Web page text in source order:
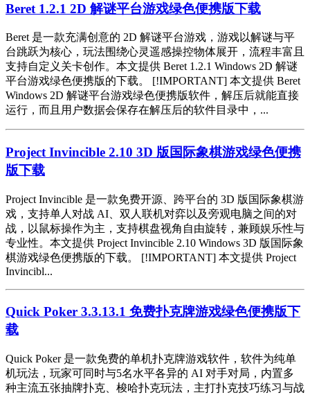
Beret 1.2.1 2D 解谜平台游戏绿色便携版下载
Beret 是一款充满创意的 2D 解谜平台游戏，游戏以解谜与平
台跳跃为核心，玩法围绕心灵遥感操控物体展开，流程丰富且
支持自定义关卡创作。本文提供 Beret 1.2.1 Windows 2D 解谜
平台游戏绿色便携版的下载。 [!IMPORTANT] 本文提供 Beret
Windows 2D 解谜平台游戏绿色便携版软件，解压后就能直接
运行，而且用户数据会保存在解压后的软件目录中，...
Project Invincible 2.10 3D 版国际象棋游戏绿色便携
版下载
Project Invincible 是一款免费开源、跨平台的 3D 版国际象棋游
戏，支持单人对战 AI、双人联机对弈以及旁观电脑之间的对
战，以鼠标操作为主，支持棋盘视角自由旋转，兼顾娱乐性与
专业性。本文提供 Project Invincible 2.10 Windows 3D 版国际象
棋游戏绿色便携版的下载。 [!IMPORTANT] 本文提供 Project
Invincibl...
Quick Poker 3.3.13.1 免费扑克牌游戏绿色便携版下
载
Quick Poker 是一款免费的单机扑克牌游戏软件，软件为纯单
机玩法，玩家可同时与5名水平各异的 AI 对手对局，内置多
种主流五张抽牌扑克、梭哈扑克玩法，主打扑克技巧练习与战